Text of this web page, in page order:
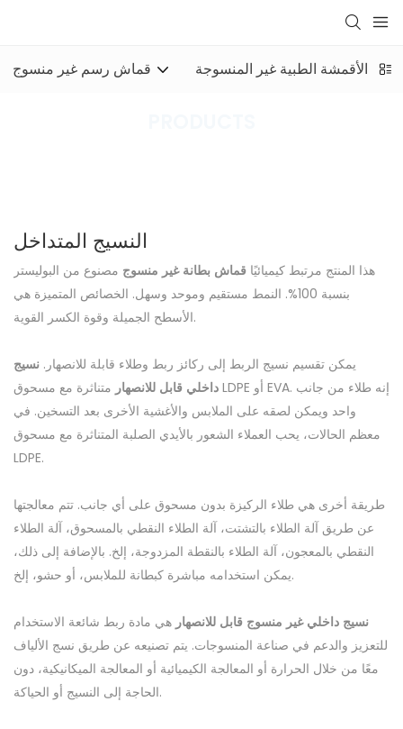
قماش رسم غير منسوج الأقمشة الطبية غير المنسوجة
النسيج المتداخل
هذا المنتج مرتبط كيميائيًا قماش بطانة غير منسوج مصنوع من البوليستر
بنسبة 100%. النمط مستقيم وموحد وسهل. الخصائص المتميزة هي
الأسطح الجميلة وقوة الكسر القوية.
يمكن تقسيم نسيج الربط إلى ركائز ربط وطلاء قابلة للانصهار. نسيج
داخلي قابل للانصهار متناثرة مع مسحوق LDPE أو EVA. إنه طلاء من جانب
واحد ويمكن لصقه على الملابس والأغشية الأخرى بعد التسخين. في
معظم الحالات، يحب العملاء الشعور بالأيدي الصلبة المتناثرة مع مسحوق
LDPE.
طريقة أخرى هي طلاء الركيزة بدون مسحوق على أي جانب. تتم معالجتها
عن طريق آلة الطلاء بالتشتت، آلة الطلاء النقطي بالمسحوق، آلة الطلاء
النقطي بالمعجون، آلة الطلاء بالنقطة المزدوجة، إلخ. بالإضافة إلى ذلك،
يمكن استخدامه مباشرة كبطانة للملابس، أو حشو، إلخ.
نسيج داخلي غير منسوج قابل للانصهار هي مادة ربط شائعة الاستخدام
للتعزيز والدعم في صناعة المنسوجات. يتم تصنيعه عن طريق نسج الألياف
معًا من خلال الحرارة أو المعالجة الكيميائية أو المعالجة الميكانيكية، دون
الحاجة إلى النسيج أو الحياكة.